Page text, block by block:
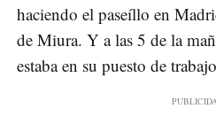
haciendo el paseíllo en
de Miura. Y a las 5 de la
estaba en su puesto de